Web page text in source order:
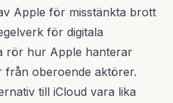
Apple för misstänkta brott
för digitala
rör hur Apple hanterar
från oberoende aktörer.
till iCloud vara lika